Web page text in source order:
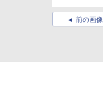
前の画像